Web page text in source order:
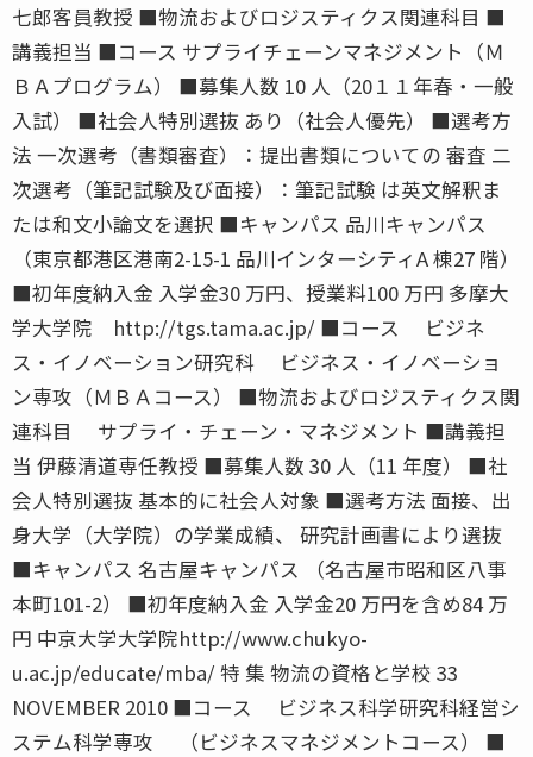
七郎客員教授 ■物流およびロジスティクス関連科目 ■
講義担当 ■コース サプライチェーンマネジメント（Ｍ
ＢＡプログラム） ■募集人数 10 人（20１１年春・一般
入試） ■社会人特別選抜 あり（社会人優先） ■選考方
法 一次選考（書類審査）：提出書類についての 審査 二
次選考（筆記試験及び面接）：筆記試験 は英文解釈ま
たは和文小論文を選択 ■キャンパス 品川キャンパス
（東京都港区港南2-15-1 品川インターシティA 棟27 階）
■初年度納入金 入学金30 万円、授業料100 万円 多摩大
学大学院 http://tgs.tama.ac.jp/ ■コース ビジネ
ス・イノベーション研究科 ビジネス・イノベーショ
ン専攻（ＭＢＡコース） ■物流およびロジスティクス関
連科目 サプライ・チェーン・マネジメント ■講義担
当 伊藤清道専任教授 ■募集人数 30 人（11 年度） ■社
会人特別選抜 基本的に社会人対象 ■選考方法 面接、出
身大学（大学院）の学業成績、 研究計画書により選抜
■キャンパス 名古屋キャンパス （名古屋市昭和区八事
本町101-2） ■初年度納入金 入学金20 万円を含め84 万
円 中京大学大学院http://www.chukyo-
u.ac.jp/educate/mba/ 特 集 物流の資格と学校 33
NOVEMBER 2010 ■コース ビジネス科学研究科経営シ
ステム科学専攻 （ビジネスマネジメントコース） ■